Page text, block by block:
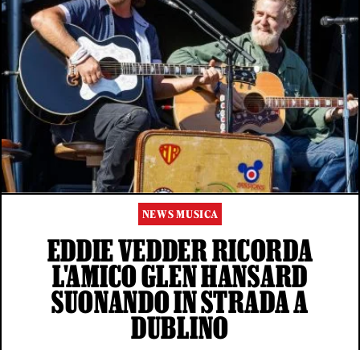
NEWS MUSICA
EDDIE VEDDER RICORDA
L'AMICO GLEN HANSARD
SUONANDO IN STRADA A
DUBLINO